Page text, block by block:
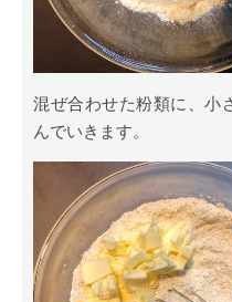
混ぜ合わせた粉類に、小
んでいきます。